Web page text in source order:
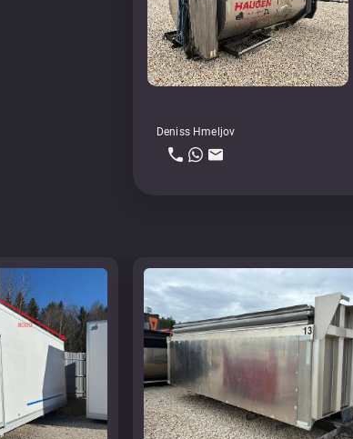
Deniss Hmeljov